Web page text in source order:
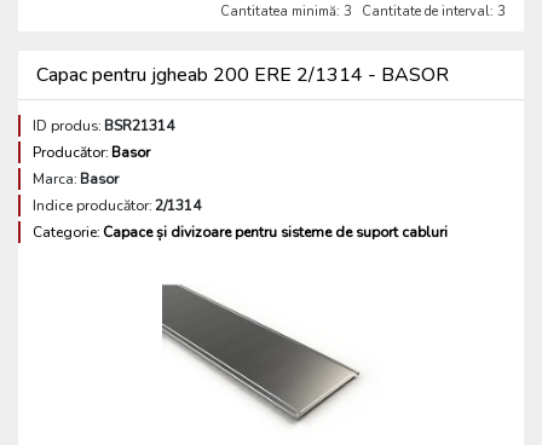
Cantitatea minimă: 3
Cantitate de interval: 3
Capac pentru jgheab 200 ERE 2/1314 - BASOR
ID produs:BSR21314
Producător:Basor
Marca:Basor
Indice producător:2/1314
Categorie: Capace și divizoare pentru sisteme de suport cabluri